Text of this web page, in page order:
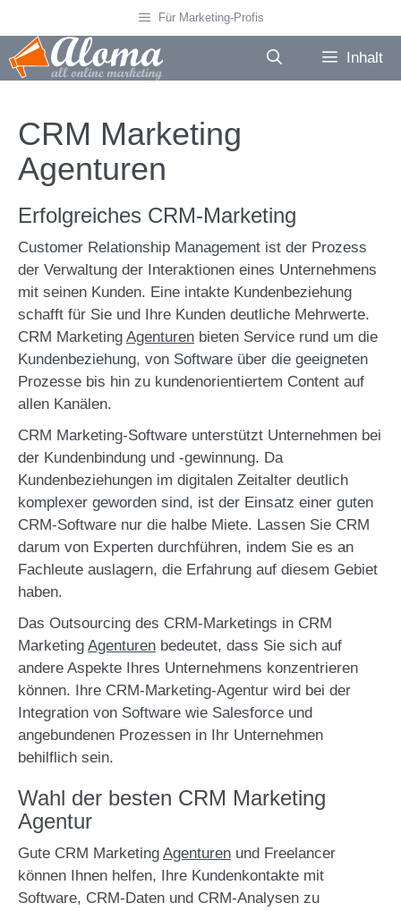
Inhalt
springen
Für Marketing-Profis
Inhalt
CRM Marketing
Agenturen
Erfolgreiches CRM-Marketing
Customer Relationship Management ist der Prozess
der Verwaltung der Interaktionen eines Unternehmens
mit seinen Kunden. Eine intakte Kundenbeziehung
schafft für Sie und Ihre Kunden deutliche Mehrwerte.
CRM Marketing Agenturen bieten Service rund um die
Kundenbeziehung, von Software über die geeigneten
Prozesse bis hin zu kundenorientiertem Content auf
allen Kanälen.
CRM Marketing-Software unterstützt Unternehmen bei
der Kundenbindung und -gewinnung. Da
Kundenbeziehungen im digitalen Zeitalter deutlich
komplexer geworden sind, ist der Einsatz einer guten
CRM-Software nur die halbe Miete. Lassen Sie CRM
darum von Experten durchführen, indem Sie es an
Fachleute auslagern, die Erfahrung auf diesem Gebiet
haben.
Das Outsourcing des CRM-Marketings in CRM
Marketing Agenturen bedeutet, dass Sie sich auf
andere Aspekte Ihres Unternehmens konzentrieren
können. Ihre CRM-Marketing-Agentur wird bei der
Integration von Software wie Salesforce und
angebundenen Prozessen in Ihr Unternehmen
behilflich sein.
Wahl der besten CRM Marketing
Agentur
Gute CRM Marketing Agenturen und Freelancer
können Ihnen helfen, Ihre Kundenkontakte mit
Software, CRM-Daten und CRM-Analysen zu